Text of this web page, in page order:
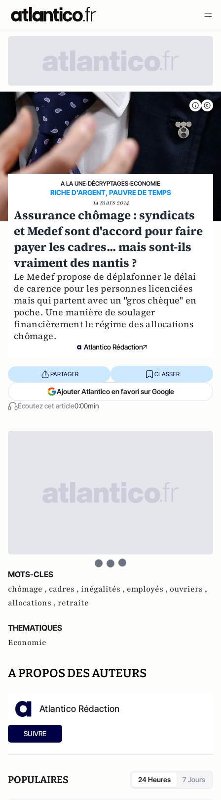
A LA UNE›DÉCRYPTAGES›ECONOMIE
RICHE D'ARGENT, PAUVRE DE TEMPS
14 mars 2014
Assurance chômage : syndicats
et Medef sont d'accord pour faire
payer les cadres... mais sont-ils
vraiment des nantis ?
Le Medef propose de déplafonner le délai
de carence pour les personnes licenciées
mais qui partent avec un "gros chèque" en
poche. Une manière de soulager
financièrement le régime des allocations
chômage.
Atlantico Rédaction
Écoutez cet article0:00min
PARTAGER CLASSER
Ajouter Atlantico en favori sur Google
MOTS-CLES
chômage , cadres , inégalités , employés , ouvriers ,
allocations , retraite
THEMATIQUES
Economie
A PROPOS DES AUTEURS
Atlantico Rédaction
SUIVRE
POPULAIRES 24 Heures 7 Jours